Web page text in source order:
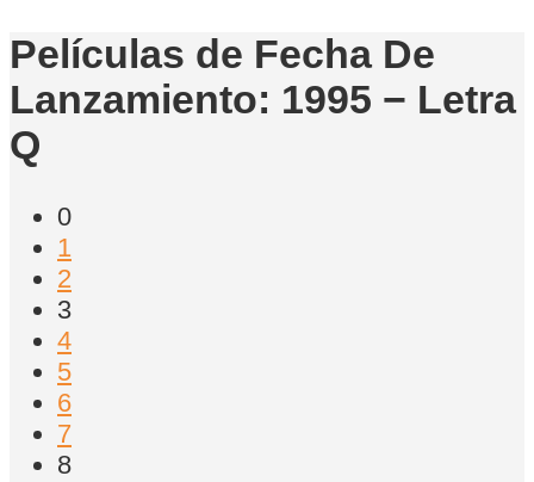
Películas de Fecha De
Lanzamiento: 1995 − Letra
Q
0
1
2
3
4
5
6
7
8